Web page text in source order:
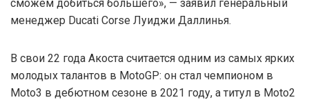
сможем добиться большего», — заявил генеральный
менеджер Ducati Corse Луиджи Даллинья.
В свои 22 года Акоста считается одним из самых ярких
молодых талантов в MotoGP: он стал чемпионом в
Moto3 в дебютном сезоне в 2021 году, а титул в Moto2